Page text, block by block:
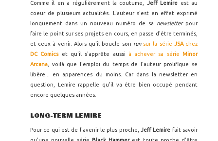
Comme il en a régulièrement la coutume, Jeff Lemire est au
coeur de plusieurs actualités. L'auteur s'est en effet exprimé
longuement dans un nouveau numéro de sa newsletter pour
faire le point sur ses projets en cours, en passe d'être terminés,
et ceux à venir. Alors qu'il boucle son run sur la série JSA chez
DC Comics
et qu'il s'apprête aussi à achever sa sérieMinor
Arcana , voilà que l'emploi du temps de l'auteur prolifique se
libère... en apparences du moins. Car dans la newsletter en
question, Lemire rappelle qu'il va être bien occupé pendant
encore quelques années.
LONG-TERM LEMIRE
Pour ce qui est de l'avenir le plus proche, Jeff Lemire fait savoir